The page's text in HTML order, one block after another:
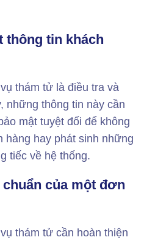
thông tin khách
thám tử là điều tra và
những thông tin này cần
mật tuyệt đối để không
hay phát sinh những
tiếc về hệ thống.
của một đơn
thám tử cần hoàn thiện